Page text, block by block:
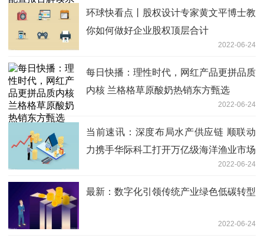
环球快看点丨股权设计专家黄文平博士教
你如何做好企业股权顶层合计
2022-06-24
每日快播：理性时代，网红产品更拼品质
内核 兰格格草原酸奶热销东方甄选
2022-06-24
当前速讯：深度布局水产供应链 顺联动
力携手华际科工打开万亿级海洋渔业市场
2022-06-24
最新：数字化引领传统产业绿色低碳转型
2022-06-24